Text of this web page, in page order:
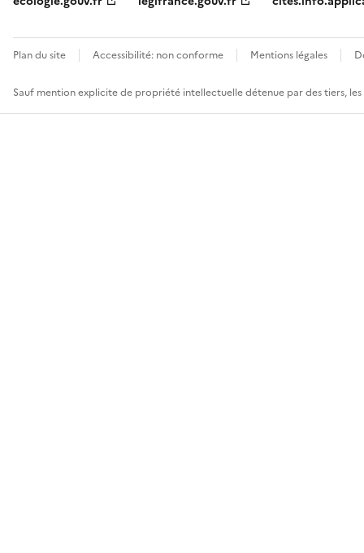
Plan du site Accessibilité: non conforme Mentions légales
Sauf mention explicite de propriété intellectuelle détenue par des tiers,